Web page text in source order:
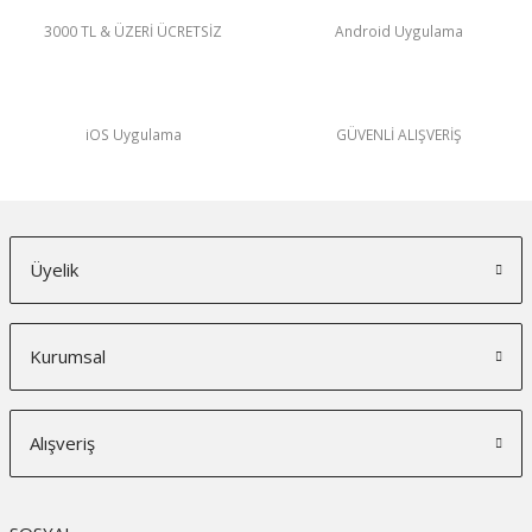
3000 TL & ÜZERİ ÜCRETSİZ Android Uygulama
iOS Uygulama GÜVENLİ ALIŞVERİŞ
Üyelik
Kurumsal
Alışveriş